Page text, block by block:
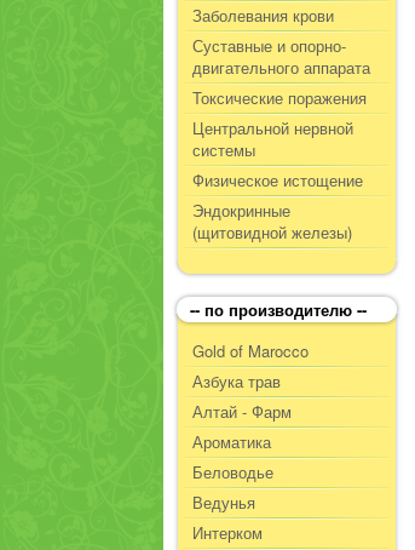
Заболевания крови
Суставные и опорно-
двигательного аппарата
Токсические поражения
Центральной нервной
системы
Физическое истощение
Эндокринные
(щитовидной железы)
-- по производителю --
Gold of Marocco
Азбука трав
Алтай - Фарм
Ароматика
Беловодье
Ведунья
Интерком